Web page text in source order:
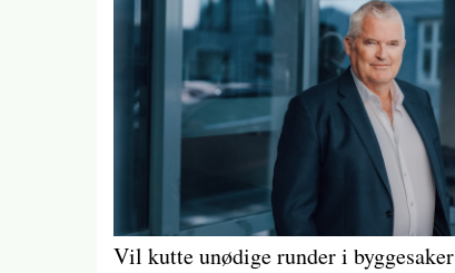
Vil kutte unødige runder i byggesaker